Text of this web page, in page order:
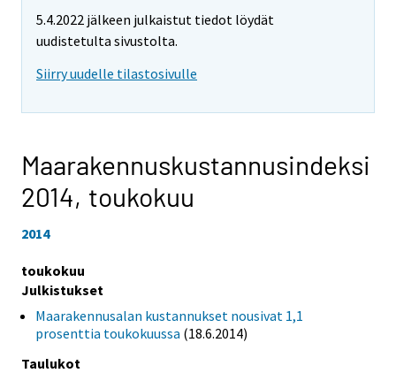
5.4.2022 jälkeen julkaistut tiedot löydät
uudistetulta sivustolta.
Siirry uudelle tilastosivulle
Maarakennuskustannusindeksi
2014, toukokuu
2014
toukokuu
Julkistukset
Maarakennusalan kustannukset nousivat 1,1
prosenttia toukokuussa (18.6.2014)
Taulukot